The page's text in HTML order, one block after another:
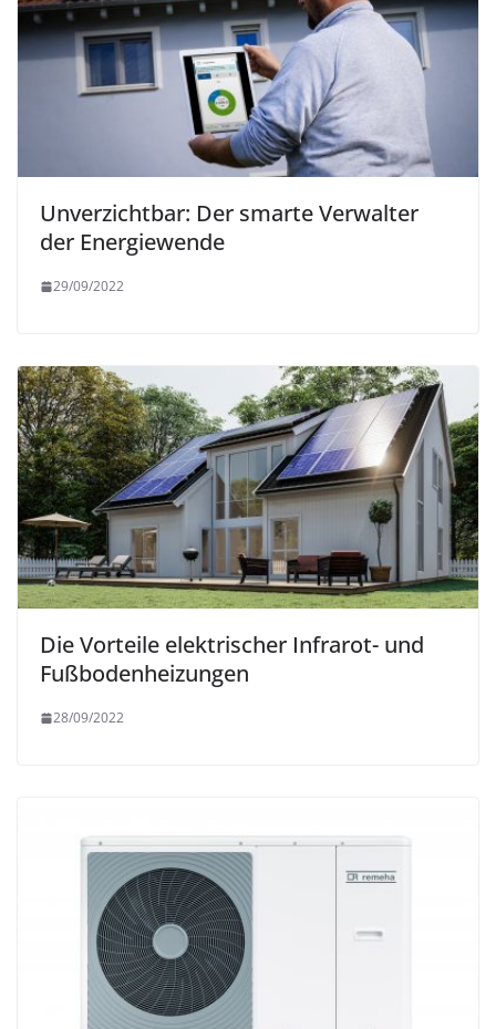
Unverzichtbar: Der smarte Verwalter
der Energiewende
29/09/2022
Die Vorteile elektrischer Infrarot- und
Fußbodenheizungen
28/09/2022